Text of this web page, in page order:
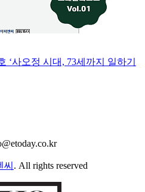
‘사오정 시대, 73세까지 일하기
씨 . All rights reserved